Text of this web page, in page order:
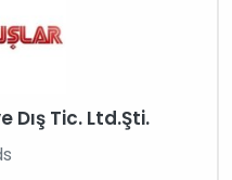
Dış Tic. Ltd.Şti.